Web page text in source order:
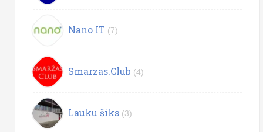
Nano IT (7)
Smarzas.Club (4)
Lauku šiks (3)